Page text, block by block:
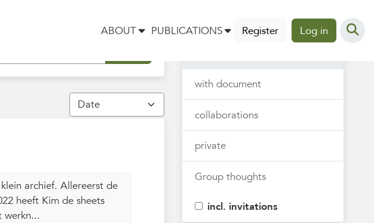
ABOUT PUBLICATIONS Register Log in
archief. Allereerst de
heeft Kim de sheets
werkn...
Thoughts
with document
collaborations
private
Group thoughts
incl. invitations